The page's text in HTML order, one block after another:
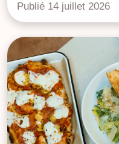
Publié 14 juillet 2026